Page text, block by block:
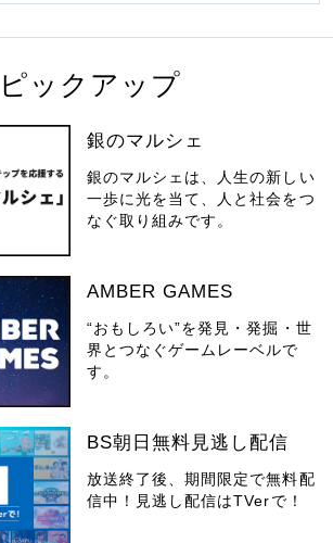
ピックアップ
銀のマルシェ
銀のマルシェは、人生の新しい
一歩に光を当て、人と社会をつ
なぐ取り組みです。
AMBER GAMES
“おもしろい”を発見・発掘・世
界とつなぐゲームレーベルで
す。
BS朝日無料見逃し配信
放送終了後、期間限定で無料配
信中！見逃し配信はTVerで！